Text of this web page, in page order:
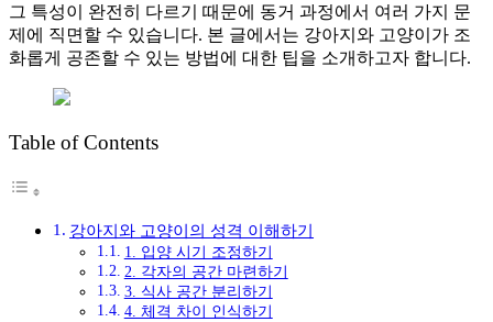
그 특성이 완전히 다르기 때문에 동거 과정에서 여러 가지 문
제에 직면할 수 있습니다. 본 글에서는 강아지와 고양이가 조
화롭게 공존할 수 있는 방법에 대한 팁을 소개하고자 합니다.
Table of Contents
강아지와 고양이의 성격 이해하기
1. 입양 시기 조정하기
2. 각자의 공간 마련하기
3. 식사 공간 분리하기
4. 체격 차이 인식하기